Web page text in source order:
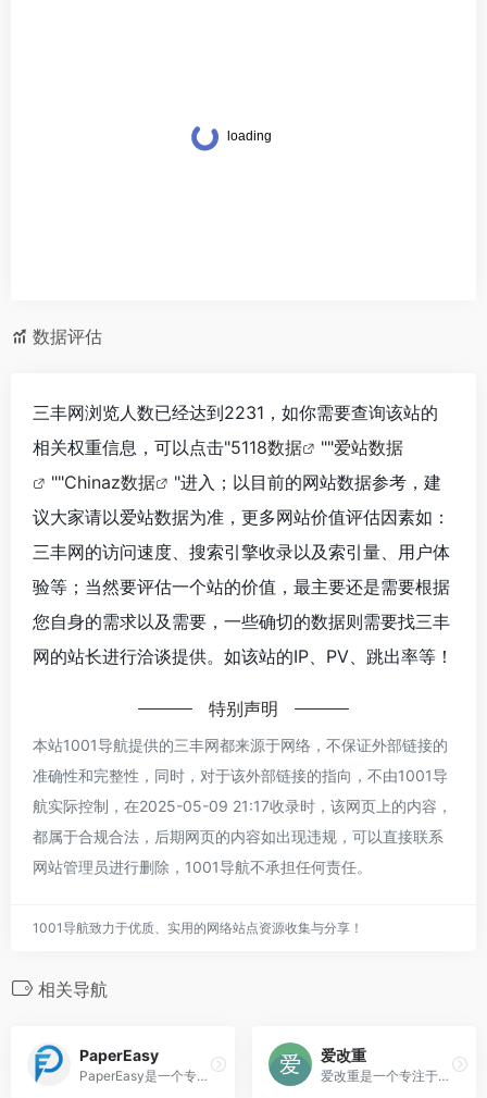
数据评估
‌三丰网浏览人数已经达到2231，如你需要查询该站的
相关权重信息，可以点击"5118数据 ""爱站数据
""Chinaz数据
"进入；以目前的网站数据参考，建
议大家请以爱站数据为准，更多网站价值评估因素如：‌
三丰网的访问速度、搜索引擎收录以及索引量、用户体
验等；当然要评估一个站的价值，最主要还是需要根据
您自身的需求以及需要，一些确切的数据则需要找‌三丰
网的站长进行洽谈提供。如该站的IP、PV、跳出率等！
特别声明
本站1001导航提供的‌三丰网都来源于网络，不保证外部链接的
准确性和完整性，同时，对于该外部链接的指向，不由1001导
航实际控制，在2025-05-09 21:17收录时，该网页上的内容，
都属于合规合法，后期网页的内容如出现违规，可以直接联系
网站管理员进行删除，1001导航不承担任何责任。
1001导航致力于优质、实用的网络站点资源收集与分享！
相关导航
PaperEasy
‌PaperEasy‌是一个专注于论文降重和修改服务的在线平台，成立于2017年，主要服务包括本科毕业论文、期刊职称论文、硕士研究生论文等各类论文的降重和修改，旨在帮助用户降低论文的重复率，确保论文通过学校的查重系统‌。
爱改重
爱改重是一个专注于论文查重降重的网站，成立于2017年5月26日，主要提供关于论文查重降重、论文如何降重、论文降重技巧、本科论文降重、WPS论文降重、论文自动降重、论文免费降重和论文机器降重等服务‌。